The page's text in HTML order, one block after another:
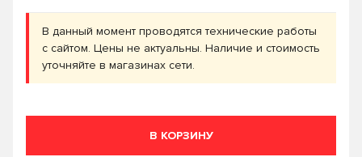
В данный момент проводятся технические работы
с сайтом. Цены не актуальны. Наличие и стоимость
уточняйте в магазинах сети.
В КОРЗИНУ